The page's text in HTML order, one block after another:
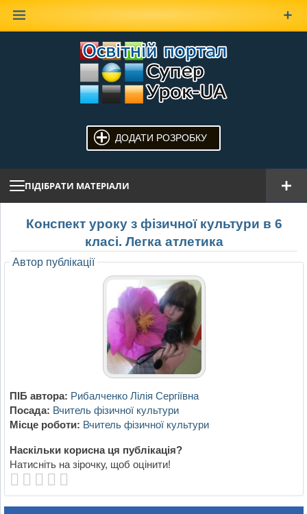
ДОДАТИ РОЗРОБКУ
ПІДІБРАТИ МАТЕРІАЛИ
Конспект уроку з фізичної культури в 6
класі. Легка атлетика
Автор публікації
ПІБ автора: Рибалченко Лілія Сергіївна
Посада: Вчитель фізичної культури
Місце роботи: Вчитель фізичної культури
Наскільки корисна ця публікація?
Натисніть на зірочку, щоб оцінити!